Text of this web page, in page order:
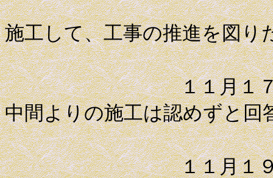
油島締切
施工して、工事の推進を図り
１１月１７日 一
中間よりの施工は認めずと回
１１月１９日 青